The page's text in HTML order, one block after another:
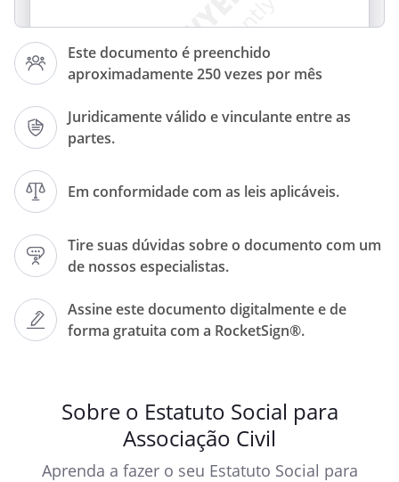
Este documento é preenchido
aproximadamente 250 vezes por mês
Juridicamente válido e vinculante entre as
partes.
Em conformidade com as leis aplicáveis.
Tire suas dúvidas sobre o documento com um
de nossos especialistas.
Assine este documento digitalmente e de
forma gratuita com a RocketSign®.
CAPÍTULO I
DENOMINAÇÃO, SEDE, FINALIDADE E
DURAÇÃO
Artigo 1º.
, neste Estatuto
designada simplesmente como
“Associação”, fundada na data de
, com sede e foro no
endereço
associação de direito privado, constituída
por tempo indeterminado, sem fins
econômicos, de caráter organizacional,
político ou partidário, que tem por
finalidade atender a todos que a ela se
dirigirem, independente de classe social,
nacionalidade, sexo, raça, cor ou crença
Sobre o Estatuto Social para
Associação Civil
Aprenda a fazer o seu Estatuto Social para